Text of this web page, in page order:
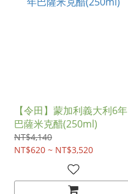
【令田】蒙加利義大利6年
巴薩米克醋(250ml)
NT$4,140
NT$620 ~ NT$3,520